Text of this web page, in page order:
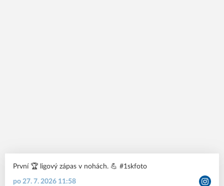
První 🏆 ligový zápas v nohách. 💪 #1skfoto
po 27. 7. 2026 11:58